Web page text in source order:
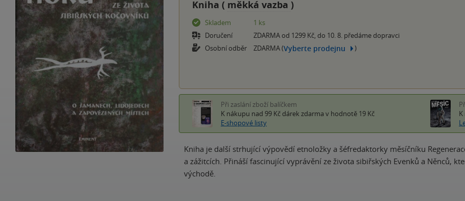
Kniha ( měkká vazba )
Skladem
1 ks
Doručení
ZDARMA od 1299 Kč, do 10. 8. předáme dopravci
Osobní odběr
ZDARMA (Vyberte prodejnu )
Při zaslání zboží balíčkem
K nákupu nad 99 Kč dárek zdarma v hodnotě 19 Kč
E-shopové listy
Kniha je další strhující výpovědí etnoložky a šéfredaktorky měsíčníku
a zážitcích. Přináší fascinující vyprávění ze života sibiřských Evenků a Něnců,
východě.